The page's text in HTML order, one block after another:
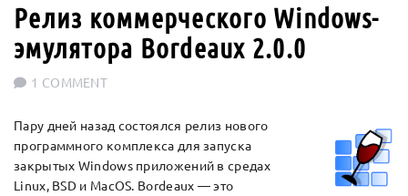
Релиз коммерческого Windows-
эмулятора Bordeaux 2.0.0
1 COMMENT
Пару дней назад состоялся релиз нового
программного комплекса для запуска
закрытых Windows приложений в средах
Linux, BSD и MacOS. Bordeaux — это